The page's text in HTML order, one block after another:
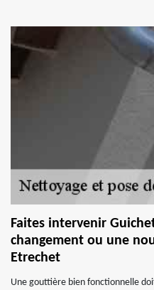
Faites intervenir
changement ou une
Etrechet
Une gouttière bien fonctionnelle